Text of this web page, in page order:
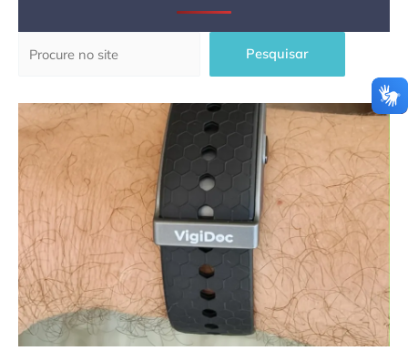
Pesquisar